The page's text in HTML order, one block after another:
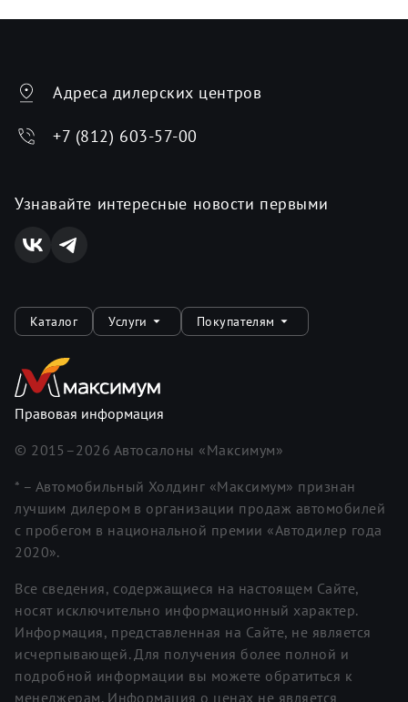
Адреса дилерских центров
+7 (812) 603-57-00
Узнавайте интересные новости первыми
Каталог Услуги Покупателям
Правовая информация
© 2015–2026 Автосалоны «Максимум»
* – Автомобильный Холдинг «Максимум» признан
лучшим дилером в организации продаж автомобилей
с пробегом в национальной премии «Автодилер года
2020».
Все сведения, содержащиеся на настоящем Сайте,
носят исключительно информационный характер.
Информация, представленная на Сайте, не является
исчерпывающей. Для получения более полной и
подробной информации вы можете обратиться к
менеджерам. Информация о ценах не является